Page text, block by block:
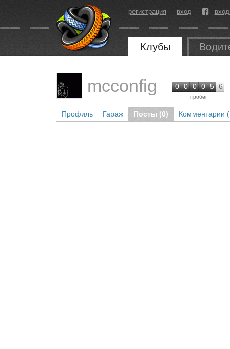
регистрация вход
Клубы
mcconfig 0 0 0 0 5 6
пробег
Профиль Гараж Посты (0) Комментарии